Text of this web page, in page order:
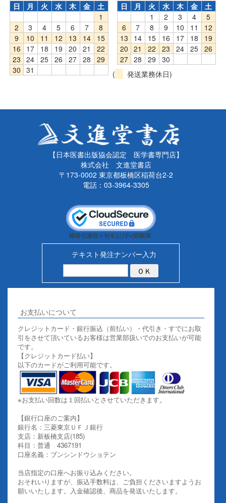
日
月 火 水 木 金
土
1
2
3 4 5 6 7
8
9
10 11 12 13 14
15
16
17 18 19 20 21
22
23
24 25 26 27 28
29
30
31
日
月 火 水 木 金
土
1
2 3 4
5
6
7 8 9 10 11
12
13
14 15 16 17 18
19
20
21 22 23 24 25
26
27 28 29
30
(
発送業務休日)
【日本医書出版協会認定 医学書専門店】
株式会社 文進堂書店
〒173-0002 東京都板橋区稲荷台2-2
電話：03-3964-3305
テキスト発注ナンバー入力
お支払いについて
クレジットカード・銀行振込（前払い）・代引き・すでにお取
引をさせて頂いているお客様は営業部扱いでのお支払いが可能
です。
【クレジットカード払い】
以下のカードがご利用可能です。
※お支払い回数は１回払いとさせていただきます。
【銀行口座のご案内】
銀行名：三菱東京ＵＦＪ銀行
支店：新板橋支店(185)
科目：普通 4367191
口座名義：ブンシンドウショテン
当店指定の口座へお振り込みください。
おそれいりますが、振込手数料は、ご負担くださいますようお
願いいたします。入金確認後、商品を発送いたします。